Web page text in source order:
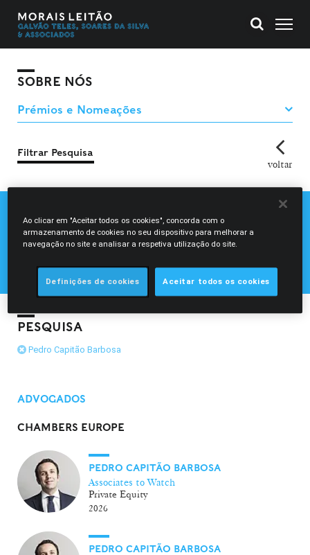
SOBRE NÓS
Filtrar Pesquisa
voltar
CHAMBERS EUROPE
CHAMBERS GLOBAL
LEGAL 500
IFLR 1000
PESQUISA
Pedro Capitão Barbosa
ADVOGADOS
CHAMBERS EUROPE
PEDRO CAPITÃO BARBOSA
Associates to Watch
Private Equity
2026
PEDRO CAPITÃO BARBOSA
Ao clicar em "Aceitar todos os cookies", concorda com o
armazenamento de cookies no seu dispositivo para melhorar a
navegação no site e analisar a respetiva utilização do site.
Definições de cookies Aceitar todos os cookies